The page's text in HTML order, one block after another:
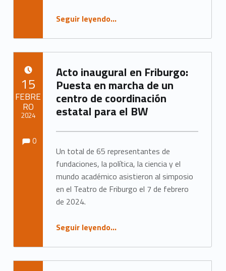
a
:
e
v
e
n
Seguir leyendo…
Acto inaugural en Friburgo:
Puesta en marcha de un
centro de coordinación
estatal para el BW
Un total de 65 representantes de
fundaciones, la política, la ciencia y el
mundo académico asistieron al simposio
en el Teatro de Friburgo el 7 de febrero
de 2024.
Seguir leyendo“Auftaktveranstaltung in Freiburg: Initiierung einer Landeskoordinierungsstelle für BW”
…
15
FEBRE
RO
2024
Observaciones:
Observaciones:
0